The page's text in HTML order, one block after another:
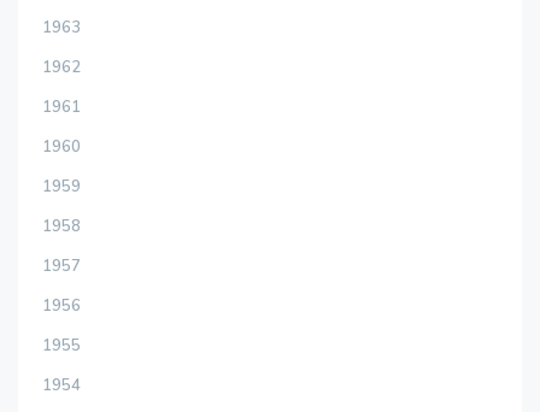
1963
1962
1961
1960
1959
1958
1957
1956
1955
1954